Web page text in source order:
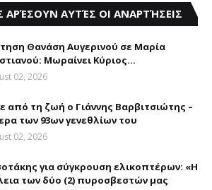
ΑΡΈΣΟΥΝ ΑΥΤΈΣ ΟΙ ΑΝΑΡΤΉΣΕΙΣ
Θανάση Aυγερινού σε Mαρία
Mωραίνει Kύριος...
02, 2026
από τη ζωή ο Γιάννης Βαρβιτσιώτης –
των 93ων γενεθλίων του
02, 2026
για σύγκρουση ελικοπτέρων: «Η
των δύο (2) πυροσβεστών μας